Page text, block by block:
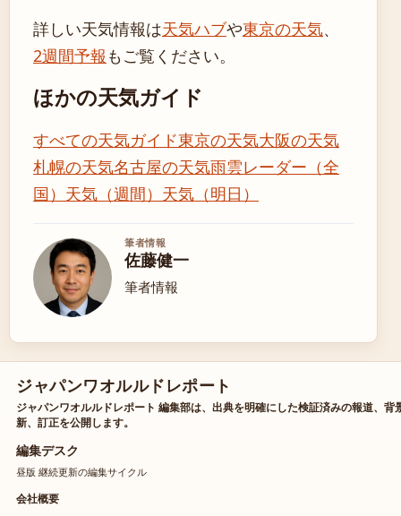
詳しい天気情報は天気ハブや東京の天気、
2週間予報 もご覧ください。
ほかの天気ガイド
すべての天気ガイド東京の天気大阪の天気
札幌の天気名古屋の天気雨雲レーダー（全
国） 天気（週間） 天気（明日）
筆者情報
佐藤健一
筆者情報
ジャパンワオルルドレポート
ジャパンワオルルドレポート 編集部は、出典を明確にした検証済みの報道、背
新、訂正を公開します。
編集デスク
昼版 継続更新の編集サイクル
会社概要